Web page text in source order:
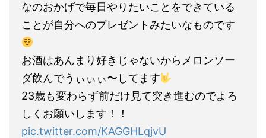
なのおかげで毎日やりたいことをできている
ことが自分へのプレゼントみたいなものです
お酒はあんまり好きじゃないからメロンソー
ダ飲んでうぃぃぃ〜してます
23歳も変わらず前だけ見て突き進むのでよろ
しくお願いします！！
pic.twitter.com/KAGGHLqjvU